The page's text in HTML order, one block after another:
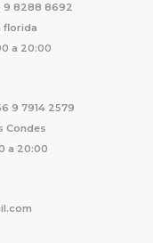
9 8288 8692
florida
a 20:00
9 7914 2579
Condes
a 20:00